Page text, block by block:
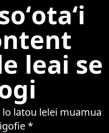
leai se
lo latou lelei muamua
*